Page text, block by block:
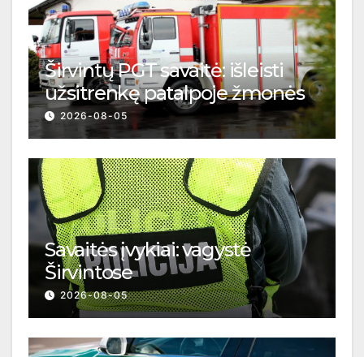
Širvintų PGT savaitė: išleisti
užsitrenkę patalpoje žmonės
2026-08-05
Savaitės įvykiai: vagystė
Širvintose
2026-08-05